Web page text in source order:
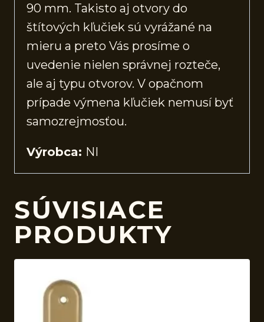
90 mm. Takisto aj otvory do
štítových kľučiek sú vyrážané na
mieru a preto Vás prosíme o
uvedenie nielen správnej rozteče,
ale aj typu otvorov. V opačnom
prípade výmena kľučiek nemusí byť
samozrejmosťou.
Výrobca: NI
SÚVISIACE
PRODUKTY